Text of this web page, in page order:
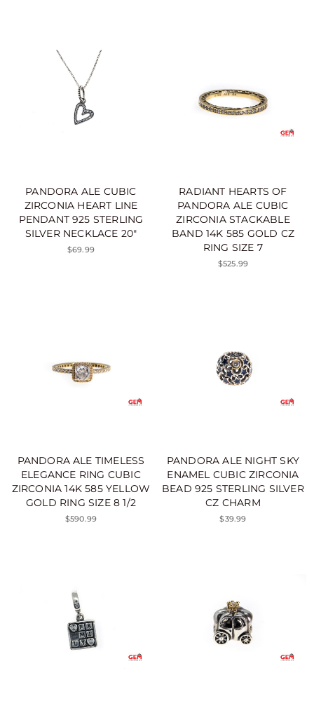
PANDORA ALE CUBIC
ZIRCONIA HEART LINE
PENDANT 925 STERLING
SILVER NECKLACE 20"
$69.99
RADIANT HEARTS OF
PANDORA ALE CUBIC
ZIRCONIA STACKABLE
BAND 14K 585 GOLD CZ
RING SIZE 7
$525.99
PANDORA ALE TIMELESS
ELEGANCE RING CUBIC
ZIRCONIA 14K 585 YELLOW
GOLD RING SIZE 8 1/2
$590.99
PANDORA ALE NIGHT SKY
ENAMEL CUBIC ZIRCONIA
BEAD 925 STERLING SILVER
CZ CHARM
$39.99